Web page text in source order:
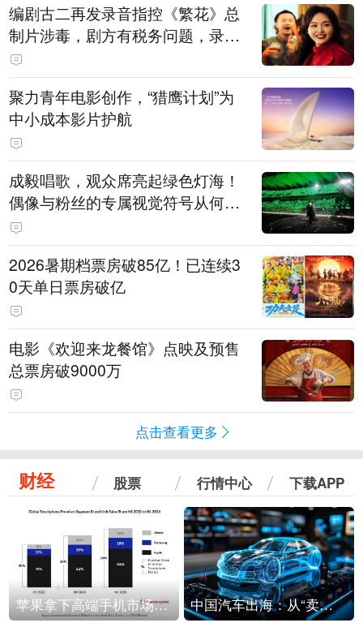
编剧古二再发录音指控《繁花》总
制片涉毒，剧方有税务问题，录音
中王家卫称“一点够了，要不然又要
出事”
聚力青年电影创作，“猎鹰计划”为
中小成本影片护航
成毅唱歌，观众席亮起绿色灯海！
偶像与粉丝的专属视觉符号从何而
来
2026暑期档票房破85亿！已连续3
0天单日票房破亿
电影《欢迎来龙餐馆》点映及预售
总票房破9000万
点击查看更多
财经 股票 行情中心 下载APP
苹果拿下高端手机市场65%的份额：iPhone 17系列功不可没 中国汽车出海：从“卖出去”到“走进去”